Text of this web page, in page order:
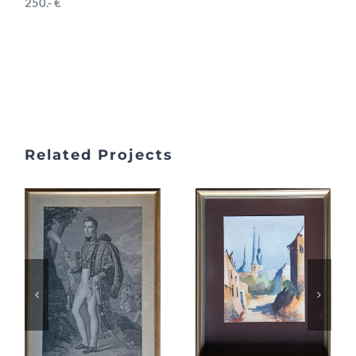
Related Projects